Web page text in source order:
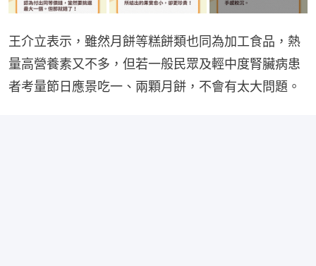
王介立表示，雖然月餅等糕餅類也同為加工食品，熱
量高營養素又不多，但若一般民眾及輕中度腎臟病患
者考量節日應景吃一、兩顆月餅，不會有太大問題。